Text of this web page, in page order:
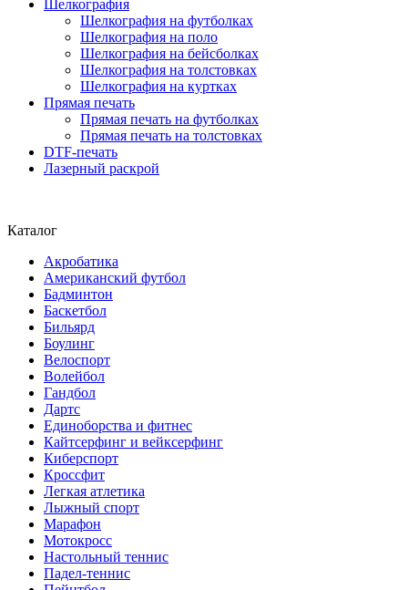
Шелкография
Шелкография на футболках
Шелкография на поло
Шелкография на бейсболках
Шелкография на толстовках
Шелкография на куртках
Прямая печать
Прямая печать на футболках
Прямая печать на толстовках
DTF-печать
Лазерный раскрой
Каталог
Акробатика
Американский футбол
Бадминтон
Баскетбол
Бильярд
Боулинг
Велоспорт
Волейбол
Гандбол
Дартс
Единоборства и фитнес
Кайтсерфинг и вейксерфинг
Киберспорт
Кроссфит
Легкая атлетика
Лыжный спорт
Марафон
Мотокросс
Настольный теннис
Падел-теннис